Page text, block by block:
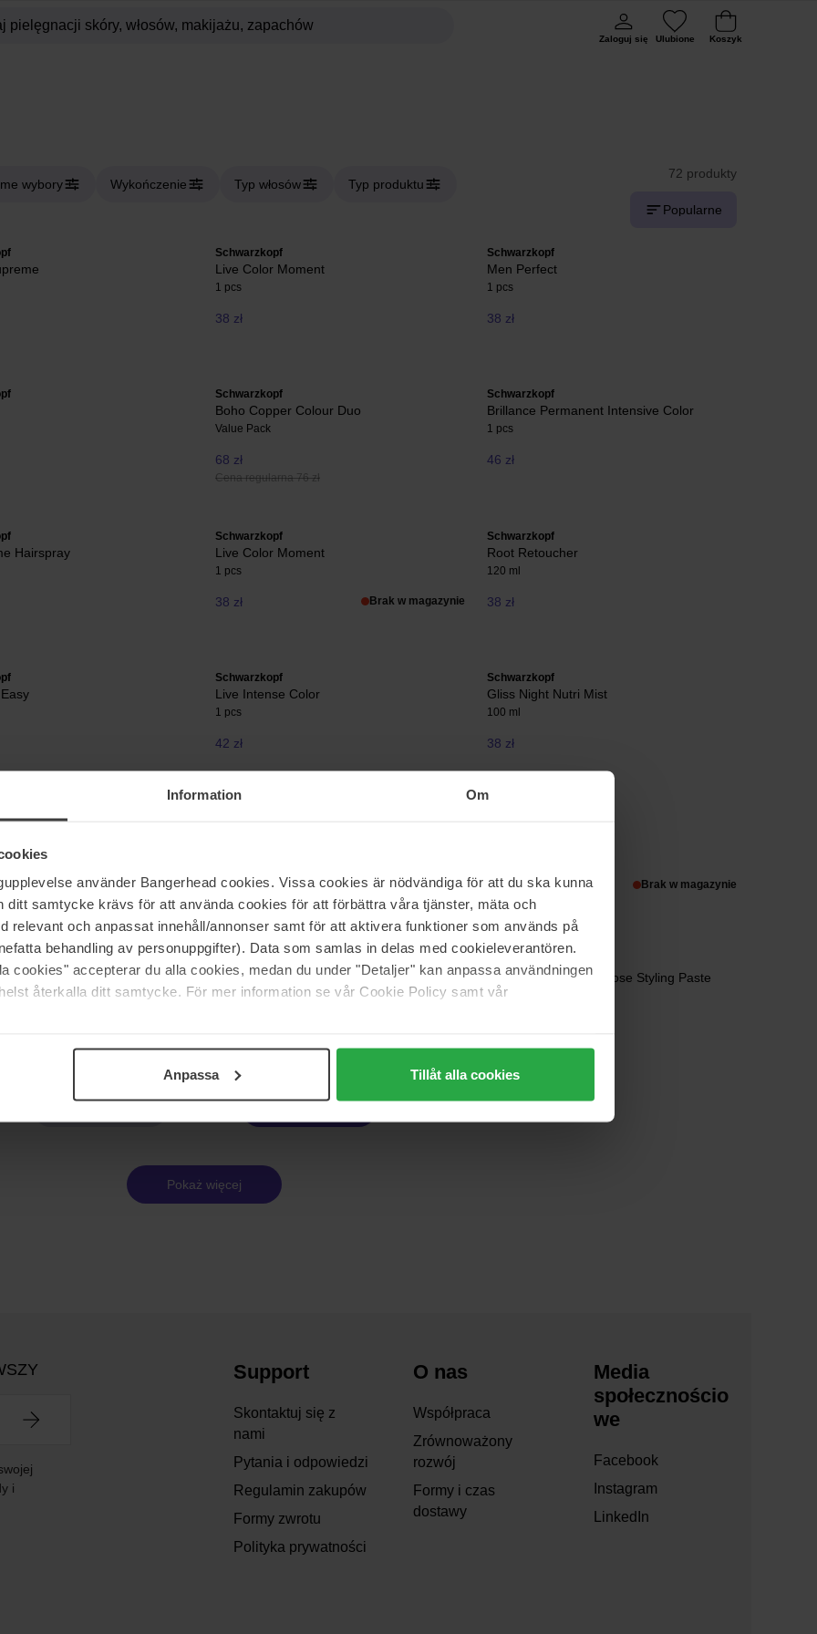
Information Om
använder Bangerhead cookies. Vissa cookies är nödvändiga för att du ska kunna
ditt samtycke krävs för att använda cookies för att förbättra våra tjänster, mäta och
relevant och anpassat innehåll/annonser samt för att aktivera funktioner som används på
behandling av personuppgifter). Data som samlas in delas med cookieleverantören.
cookies" accepterar du alla cookies, medan du under "Detaljer" kan anpassa användningen
återkalla ditt samtycke. För mer information se vår Cookie Policy samt vår
Anpassa Tillåt alla cookies
Zaloguj się Ulubione Koszyk
wybory Wykończenie Typ włosów Typ produktu
72 produkty
Popularne
Schwarzkopf
Live Color Moment
1 pcs
38 zł
Schwarzkopf
Men Perfect
1 pcs
38 zł
Schwarzkopf
Boho Copper Colour Duo
Value Pack
68 zł
Cena regularna 76 zł
Schwarzkopf
Brillance Permanent Intensive Color
1 pcs
46 zł
Hairspray
Schwarzkopf
Live Color Moment
1 pcs
38 zł Brak w magazynie
Schwarzkopf
Root Retoucher
120 ml
38 zł
Schwarzkopf
Live Intense Color
1 pcs
42 zł
Schwarzkopf
Gliss Night Nutri Mist
100 ml
38 zł
19 zł 42 zł Brak w magazynie
Wax Taft Hair Styling Powder Volume
10 g
Aloe Boost Multi-Purpose Styling Paste
75 ml
Pokaż więcej
i
Support
Skontaktuj się z
nami
Pytania i odpowiedzi
Regulamin zakupów
Formy zwrotu
Polityka prywatności
O nas
Współpraca
Zrównoważony
rozwój
Formy i czas
dostawy
Media
społecznościo
we
Facebook
Instagram
LinkedIn